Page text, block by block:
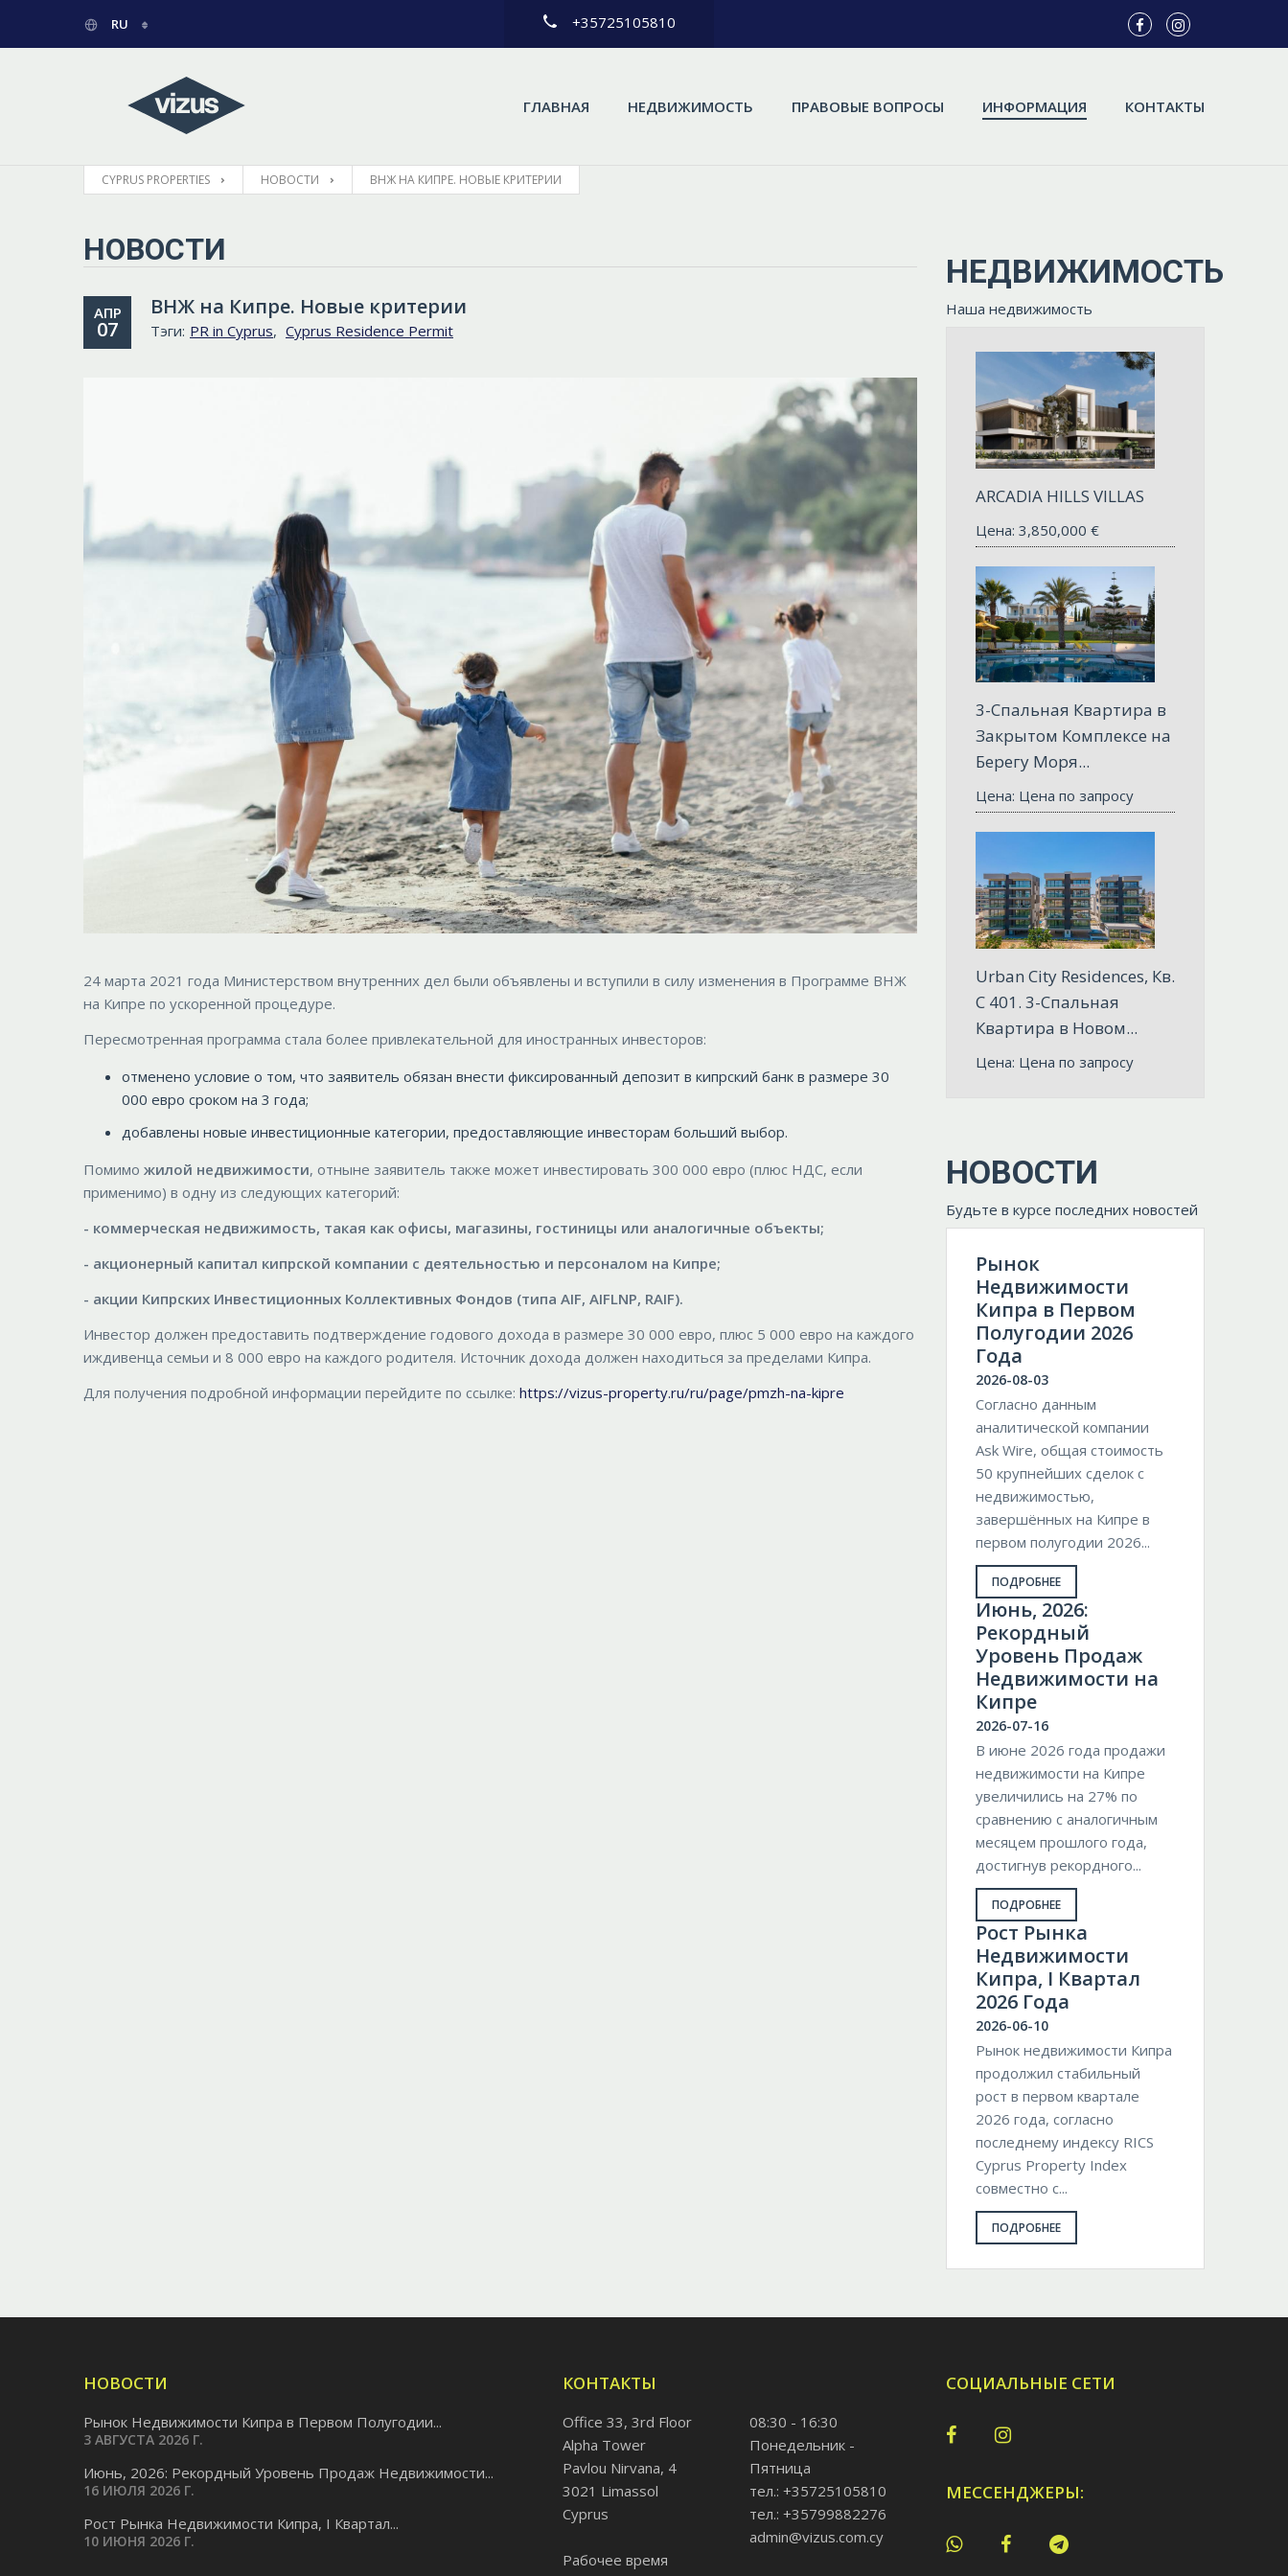
RU
ГРЕЧЕСКИЙ
+35725105810
ГЛАВНАЯ НЕДВИЖИМОСТЬ ПРАВОВЫЕ ВОПРОСЫ ИНФОРМАЦИЯ КОНТАКТЫ
CYPRUS PROPERTIES НОВОСТИ ВНЖ НА КИПРЕ. НОВЫЕ КРИТЕРИИ
НОВОСТИ
АПР
07
ВНЖ на Кипре. Новые критерии
Тэги: PR in Cyprus, Cyprus Residence Permit
24 марта 2021 года Министерством внутренних дел были объявлены и вступили в силу изменения в Программе BHЖ
на Кипре по ускоренной процедуре.
Пересмотренная программа стала более привлекательной для иностранных инвесторов:
отменено условие о том, что заявитель обязан внести фиксированный депозит в кипрский банк в размере 30
000 евро сроком на 3 года;
добавлены новые инвестиционные категории, предоставляющие инвесторам больший выбор.
Помимо жилой недвижимости, отныне заявитель также может инвестировать 300 000 евро (плюс НДС, если
применимо) в одну из следующих категорий:
- коммерческая недвижимость, такая как офисы, магазины, гостиницы или аналогичные объекты;
- акционерный капитал кипрской компании с деятельностью и персоналом на Кипре;
- акции Кипрских Инвестиционных Коллективных Фондов (типа AIF, AIFLNP, RAIF).
Инвестор должен предоставить подтверждение годового дохода в размере 30 000 евро, плюс 5 000 евро на каждого
иждивенца семьи и 8 000 евро на каждого родителя. Источник дохода должен находиться за пределами Кипра.
Для получения подробной информации перейдите по ссылке: https://vizus-property.ru/ru/page/pmzh-na-kipre
НЕДВИЖИМОСТЬ
Наша недвижимость
ARCADIA HILLS VILLAS
Цена: 3,850,000 €
3-Спальная Квартира в
Закрытом Комплексе на
Берегу Моря...
Цена: Цена по запросу
Urban City Residences, Кв.
C 401. 3-Спальная
Квартира в Новом...
Цена: Цена по запросу
НОВОСТИ
Будьте в курсе последних новостей
Рынок
Недвижимости
Кипра в Первом
Полугодии 2026
Года
2026-08-03
Согласно данным
аналитической компании
Ask Wire, общая стоимость
50 крупнейших сделок с
недвижимостью,
завершённых на Кипре в
первом полугодии 2026...
ПОДРОБНЕЕ
Июнь, 2026:
Рекордный
Уровень Продаж
Недвижимости на
Кипре
2026-07-16
В июне 2026 года продажи
недвижимости на Кипре
увеличились на 27% по
сравнению с аналогичным
месяцем прошлого года,
достигнув рекордного...
ПОДРОБНЕЕ
Pост Рынка
Недвижимости
Кипра, I Квартал
2026 Года
2026-06-10
Рынок недвижимости Кипра
продолжил стабильный
рост в первом квартале
2026 года, согласно
последнему индексу RICS
Cyprus Property Index
совместно с...
ПОДРОБНЕЕ
НОВОСТИ
Рынок Недвижимости Кипра в Первом Полугодии...
3 АВГУСТА 2026 Г.
Июнь, 2026: Рекордный Уровень Продаж Недвижимости...
16 ИЮЛЯ 2026 Г.
Pост Рынка Недвижимости Кипра, I Квартал...
10 ИЮНЯ 2026 Г.
КОНТАКТЫ
Office 33, 3rd Floor
Alpha Tower
Pavlou Nirvana, 4
3021 Limassol
Cyprus
Рабочее время
08:30 - 16:30
Понедельник -
Пятница
тел.: +35725105810
тел.: +35799882276
admin@vizus.com.cy
СОЦИАЛЬНЫЕ СЕТИ
МЕССЕНДЖЕРЫ: